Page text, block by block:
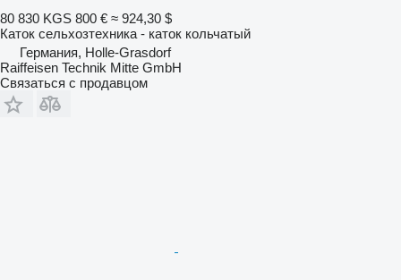
80 830 KGS 800 € ≈ 924,30 $
Каток сельхозтехника - каток кольчатый
Германия, Holle-Grasdorf
Raiffeisen Technik Mitte GmbH
Связаться с продавцом